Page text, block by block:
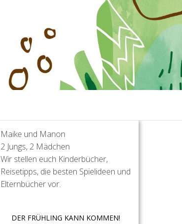
Maike und Manon
2 Jungs, 2 Mädchen
Wir stellen euch Kinderbücher,
Reisetipps, die besten Spielideen und
Elternbücher vor.
DER FRÜHLING KANN KOMMEN!